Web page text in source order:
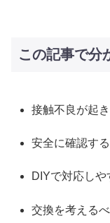
この記事で分
接触不良が起
安全に確認す
DIYで対応し
交換を考える